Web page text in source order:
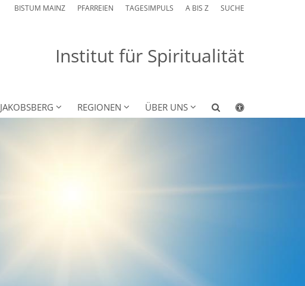
BISTUM MAINZ PFARREIEN TAGESIMPULS A BIS Z SUCHE
Institut für Spiritualität
JAKOBSBERG REGIONEN ÜBER UNS